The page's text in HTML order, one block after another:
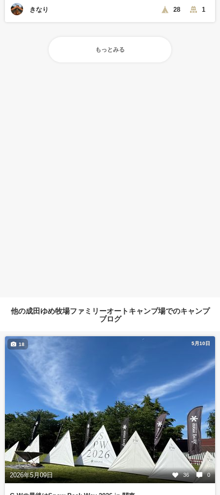
きなり 28 1
もっとみる
他の成田ゆめ牧場ファミリーオートキャンプ場でのキャンプ
ブログ
5月10日
2026年5月09日 36 0
18